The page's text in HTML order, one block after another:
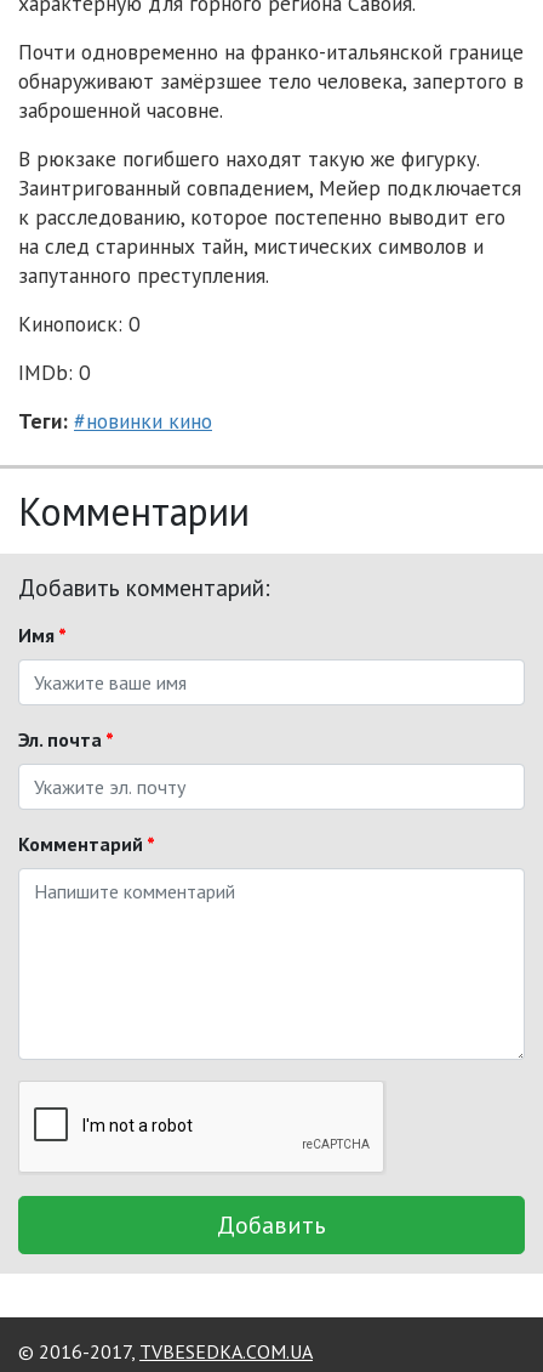
Почти одновременно на франко-итальянской границе
обнаруживают замёрзшее тело человека, запертого в
заброшенной часовне.
В рюкзаке погибшего находят такую же фигурку.
Заинтригованный совпадением, Мейер подключается
к расследованию, которое постепенно выводит его
на след старинных тайн, мистических символов и
запутанного преступления.
Кинопоиск: 0
IMDb: 0
Теги: #новинки кино
Комментарии
Добавить комментарий:
Имя *
Эл. почта *
Комментарий *
Добавить
© 2016-2017, TVBESEDKA.COM.UA